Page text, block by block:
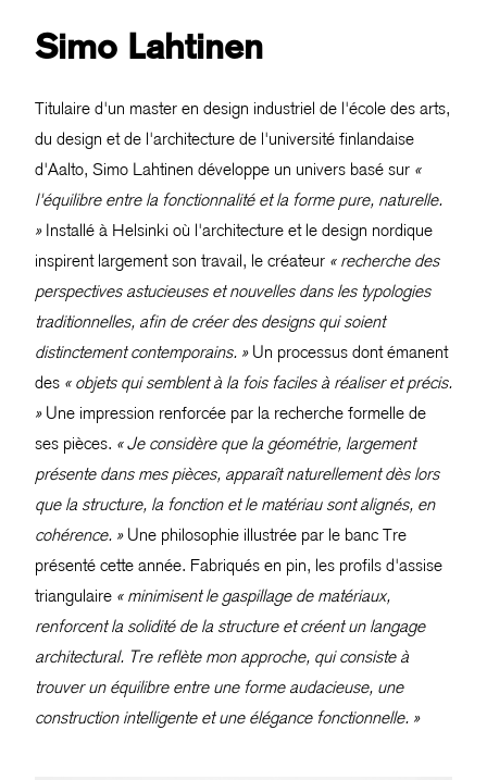
Simo Lahtinen
Titulaire d'un master en design industriel de l'école des arts,
du design et de l'architecture de l'université finlandaise
d'Aalto, Simo Lahtinen développe un univers basé sur «
l'équilibre entre la fonctionnalité et la forme pure, naturelle.
»Installé à Helsinki où l'architecture et le design nordique
inspirent largement son travail, le créateur « recherche des
perspectives astucieuses et nouvelles dans les typologies
traditionnelles, afin de créer des designs qui soient
distinctement contemporains. »Un processus dont émanent
des « objets qui semblent à la fois faciles à réaliser et précis.
»Une impression renforcée par la recherche formelle de
ses pièces. « Je considère que la géométrie, largement
présente dans mes pièces, apparaît naturellement dès lors
que la structure, la fonction et le matériau sont alignés, en
cohérence. »Une philosophie illustrée par le banc Tre
présenté cette année. Fabriqués en pin, les profils d'assise
triangulaire « minimisent le gaspillage de matériaux,
renforcent la solidité de la structure et créent un langage
architectural. Tre reflète mon approche, qui consiste à
trouver un équilibre entre une forme audacieuse, une
construction intelligente et une élégance fonctionnelle. »